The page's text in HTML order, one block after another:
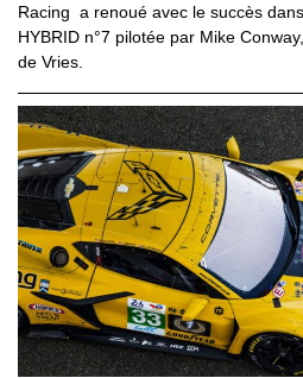
Racing a renoué avec le succès
HYBRID n°7 pilotée par Mike
de Vries.